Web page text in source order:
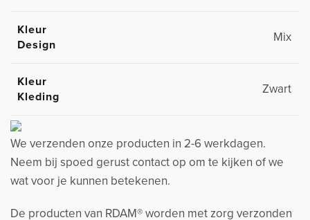
Kleur
Design
Mix
Kleur
Kleding
Zwart
We verzenden onze producten in 2-6 werkdagen.
Neem bij spoed gerust contact op om te kijken of we
wat voor je kunnen betekenen.
De producten van RDAM® worden met zorg verzonden